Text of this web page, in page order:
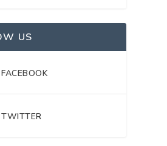
US
FACEBOOK
TWITTER